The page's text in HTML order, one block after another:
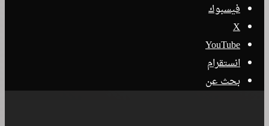
فيسبوك
‫X
‫YouTube
انستقرام
بحث عن